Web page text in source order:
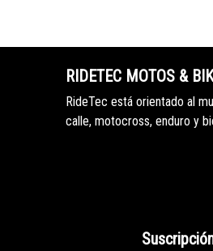
RIDETEC MOTOS &
RideTec está orientado al
calle, motocross, enduro y